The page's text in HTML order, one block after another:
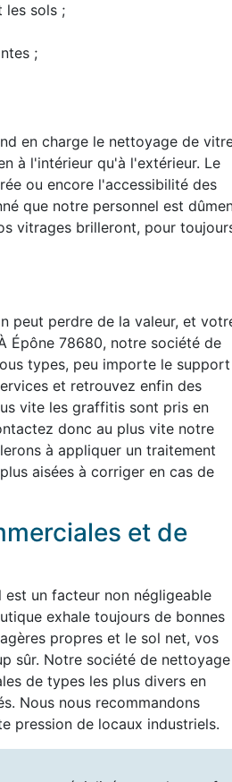
les sols ;
;
en charge le nettoyage de
à l'intérieur qu'à l'extérieur. Le
ou encore l'accessibilité des
que notre personnel est
vitrages brilleront, pour
peut perdre de la valeur, et
Épône 78680, notre société de
types, peu importe le support
et retrouvez enfin des
vite les graffitis sont pris en
donc au plus vite notre
à appliquer un traitement
aisées à corriger en cas de
et de
un facteur non négligeable
exhale toujours de bonnes
propres et le sol net, vos
sûr. Notre société de nettoyage
de types les plus divers en
Nous nous recommandons
pression de locaux industriels.